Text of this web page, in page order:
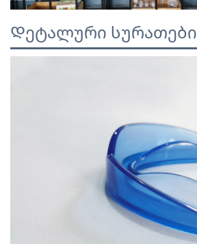
Დეტალური სურათები